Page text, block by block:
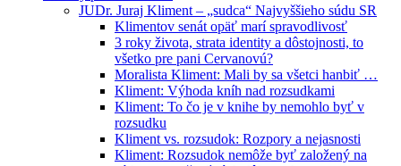
JUDr. Juraj Kliment – „sudca“ Najvyššieho súdu SR
Klimentov senát opäť marí spravodlivosť
3 roky života, strata identity a dôstojnosti, to
všetko pre pani Cervanovú?
Moralista Kliment: Mali by sa všetci hanbiť …
Kliment: Výhoda kníh nad rozsudkami
Kliment: To čo je v knihe by nemohlo byť v
rozsudku
Kliment vs. rozsudok: Rozpory a nejasnosti
Kliment: Rozsudok nemôže byť založený na